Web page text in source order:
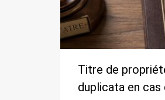
Titre de
duplicata en